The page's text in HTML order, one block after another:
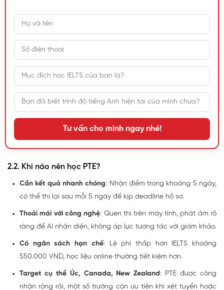
Tư vấn cho mình ngay nhé!
2.2. Khi nào nên học PTE?
Cần kết quả nhanh chóng: Nhận điểm trong khoảng 5 ngày,
có thể thi lại sau mỗi 5 ngày để kịp deadline hồ sơ.
Thoải mái với công nghệ: Quen thi trên máy tính, phát âm rõ
ràng để AI nhận diện, không áp lực tương tác với giám khảo.
Có ngân sách hạn chế: Lệ phí thấp hơn IELTS khoảng
550.000 VND, học liệu online thường tiết kiệm hơn.
Target cụ thể Úc, Canada, New Zealand: PTE được công
nhận rộng rãi, một số trường còn ưu tiên khi xét tuyển hoặc